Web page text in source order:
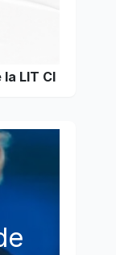
LIT CI